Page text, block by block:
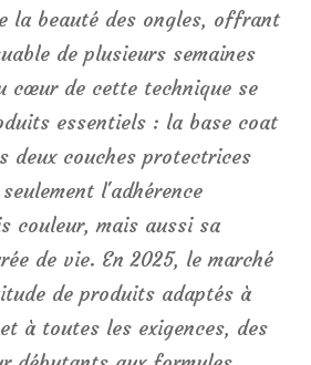
la beauté des ongles, offrant
de plusieurs semaines
cœur de cette technique se
essentiels : la base coat
deux couches protectrices
l'adhérence
couleur, mais aussi sa
de vie. En 2025, le marché
de produits adaptés à
à toutes les exigences, des